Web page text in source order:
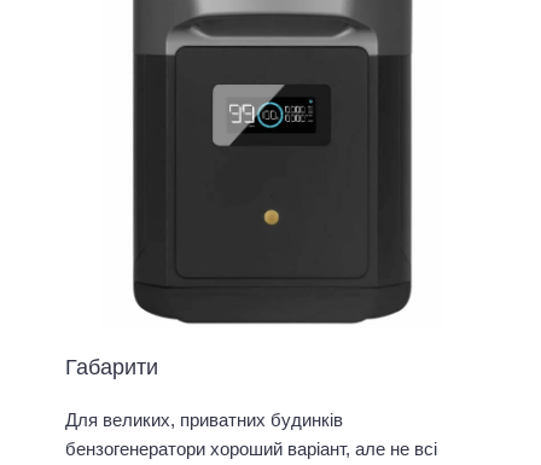
Габарити
Для великих, приватних будинків
бензогенератори хороший варіант, але не всі